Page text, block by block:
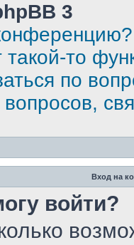
3
такой-то
по
Вход на
войти?